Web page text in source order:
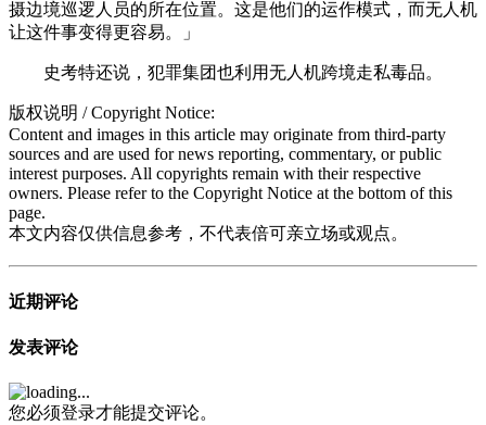
摄边境巡逻人员的所在位置。这是他们的运作模式，而无人机
让这件事变得更容易。」
史考特还说，犯罪集团也利用无人机跨境走私毒品。
版权说明 / Copyright Notice:
Content and images in this article may originate from third-party
sources and are used for news reporting, commentary, or public
interest purposes. All copyrights remain with their respective
owners. Please refer to the Copyright Notice at the bottom of this
page.
本文内容仅供信息参考，不代表倍可亲立场或观点。
近期评论
发表评论
您必须登录才能提交评论。